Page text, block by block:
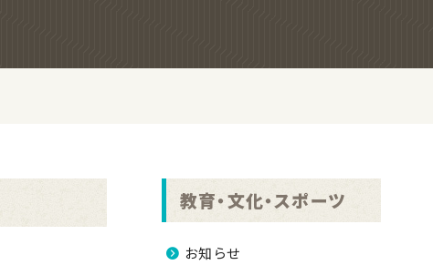
教育・文化・スポーツ
お知らせ